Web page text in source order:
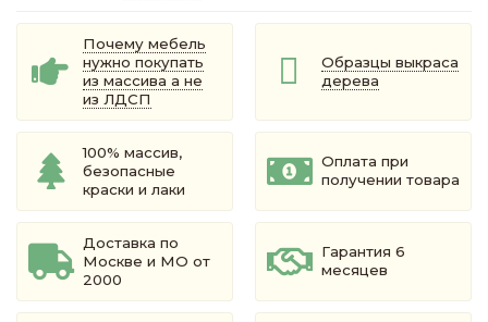
Почему мебель
нужно покупать
из массива а не
из ЛДСП
Образцы выкраса
дерева
100% массив,
безопасные
краски и лаки
Оплата при
получении товара
Доставка по
Москве и МО от
2000
Гарантия 6
месяцев